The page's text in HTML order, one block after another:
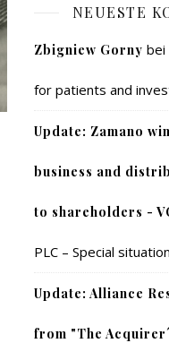
NEUESTE
Zbigniew Gorny bei
for patients and
Update: Zamano
business and
to shareholders -
PLC – Special
Update: Alliance
from "The